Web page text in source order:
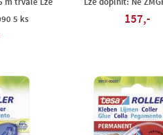
m trvalé Lze
5 ks
Lze doplnit: Ne
157,-